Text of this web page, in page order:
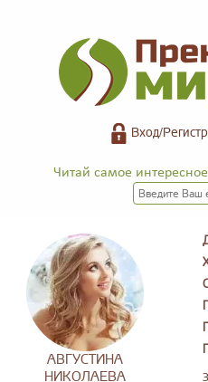
Вход/
Читай самое
АВГУСТИНА
НИКОЛАЕВА